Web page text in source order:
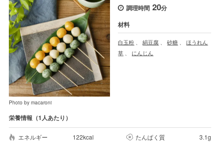
Photo by macaroni
調理時間 20分
材料
白玉粉 、絹豆腐 、砂糖 、ほうれん
草
にんじん
栄養情報（1人あたり）
エネルギー 122kcal たんぱく質
3.1g